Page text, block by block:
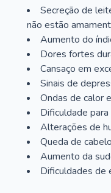
Secreção de
não estão
Aumento do
Dores fortes
Cansaço em
Sinais de
Ondas de calor
Dificuldade para
Alterações de
Queda de
Aumento da
Dificuldades de